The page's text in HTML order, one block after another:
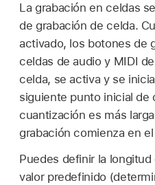
La grabación en celdas
de grabación de celda.
activado, los botones de
celdas de audio y MIDI
celda, se activa y se
siguiente punto inicial de
cuantización es más
grabación comienza en
Puedes definir la
valor predefinido